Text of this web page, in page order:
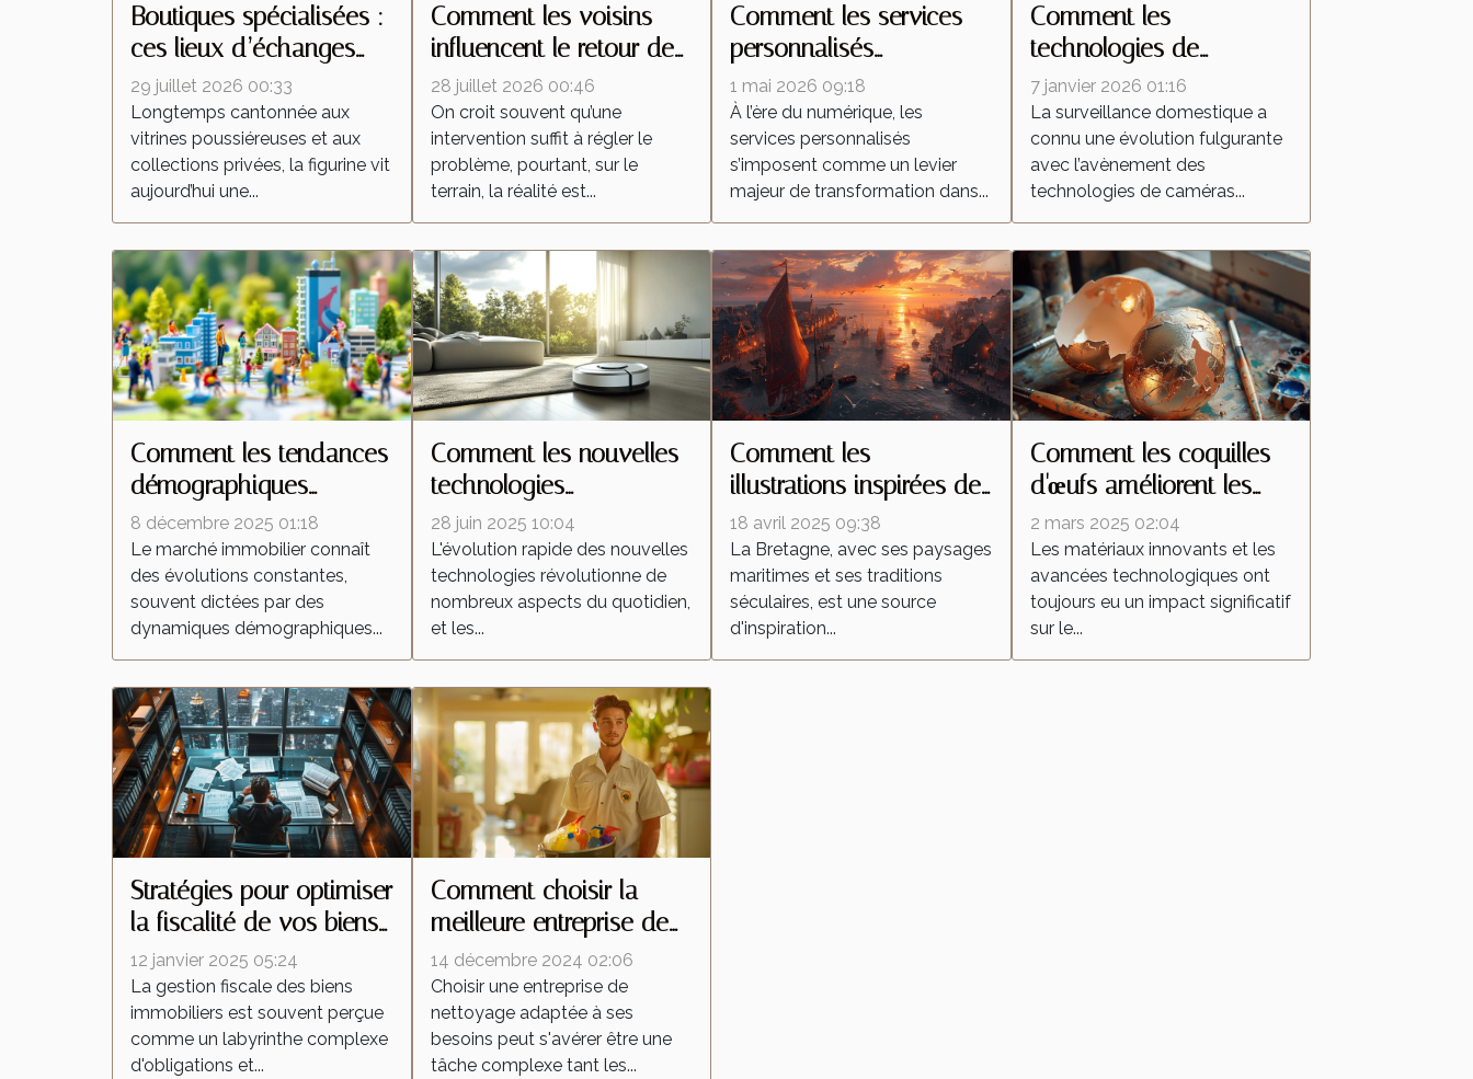
Boutiques spécialisées :
ces lieux d’échanges
qui transforment la
culture de la figurine
29 juillet 2026 00:33
Longtemps cantonnée aux
vitrines poussiéreuses et aux
collections privées, la figurine vit
aujourd’hui une...
Comment les voisins
influencent le retour des
insectes malgré une
intervention locale
28 juillet 2026 00:46
On croit souvent qu’une
intervention suffit à régler le
problème, pourtant, sur le
terrain, la réalité est...
Comment les services
personnalisés
redéfinissent les attentes
dans l'industrie
1 mai 2026 09:18
À l’ère du numérique, les
services personnalisés
s’imposent comme un levier
majeur de transformation dans...
Comment les
technologies de
caméras espion
transforment la
surveillance domestique
?
7 janvier 2026 01:16
La surveillance domestique a
connu une évolution fulgurante
avec l’avènement des
technologies de caméras...
Comment les tendances
démographiques
influencent-elles le
marché immobilier ?
8 décembre 2025 01:18
Le marché immobilier connaît
des évolutions constantes,
souvent dictées par des
dynamiques démographiques...
Comment les nouvelles
technologies
transforment-elles les
aspirateurs autonomes ?
28 juin 2025 10:04
L'évolution rapide des nouvelles
technologies révolutionne de
nombreux aspects du quotidien,
et les...
Comment les
illustrations inspirées de
la Bretagne célèbrent la
culture régionale
18 avril 2025 09:38
La Bretagne, avec ses paysages
maritimes et ses traditions
séculaires, est une source
d'inspiration...
Comment les coquilles
d'œufs améliorent les
peintures réfléchissantes
2 mars 2025 02:04
Les matériaux innovants et les
avancées technologiques ont
toujours eu un impact significatif
sur le...
Stratégies pour optimiser
la fiscalité de vos biens
immobiliers
12 janvier 2025 05:24
La gestion fiscale des biens
immobiliers est souvent perçue
comme un labyrinthe complexe
d'obligations et...
Comment choisir la
meilleure entreprise de
nettoyage pour vos
besoins
14 décembre 2024 02:06
Choisir une entreprise de
nettoyage adaptée à ses
besoins peut s'avérer être une
tâche complexe tant les...